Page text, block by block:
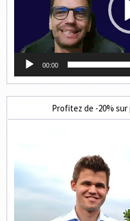
00:00
Profitez de -20%